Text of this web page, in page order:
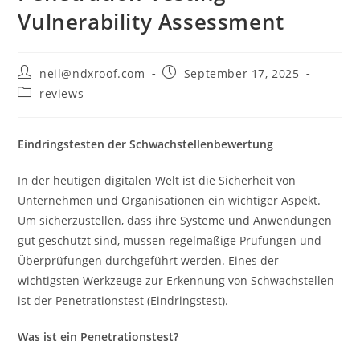
Vulnerability Assessment
Post
author:
neil@ndxroof.com
PostSeptember 17, 2025
Postreviews
Eindringstesten der Schwachstellenbewertung
In der heutigen digitalen Welt ist die Sicherheit von
Unternehmen und Organisationen ein wichtiger Aspekt.
Um sicherzustellen, dass ihre Systeme und Anwendungen
gut geschützt sind, müssen regelmäßige Prüfungen und
Überprüfungen durchgeführt werden. Eines der
wichtigsten Werkzeuge zur Erkennung von Schwachstellen
ist der Penetrationstest (Eindringstest).
Was ist ein Penetrationstest?